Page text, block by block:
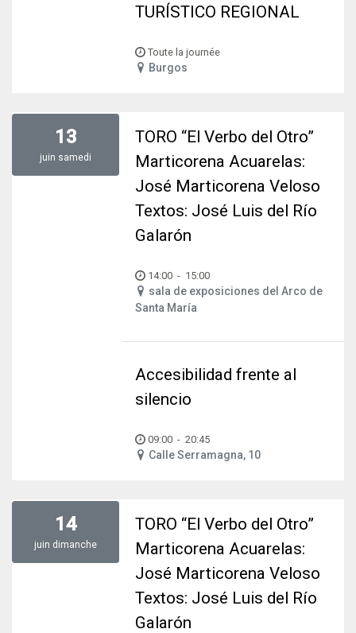
TURÍSTICO REGIONAL
Toute la journée
Burgos
13
juin samedi
TORO “El Verbo del Otro”
Marticorena Acuarelas:
José Marticorena Veloso
Textos: José Luis del Río
Galarón
14:00 - 15:00
sala de exposiciones del Arco de
Santa María
Accesibilidad frente al
silencio
09:00 -20:45
Calle Serramagna, 10
14
juin dimanche
TORO “El Verbo del Otro”
Marticorena Acuarelas:
José Marticorena Veloso
Textos: José Luis del Río
Galarón